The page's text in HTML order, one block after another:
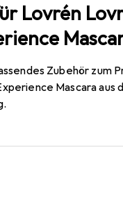
Lovrén
Zubehör zum
Mascara aus